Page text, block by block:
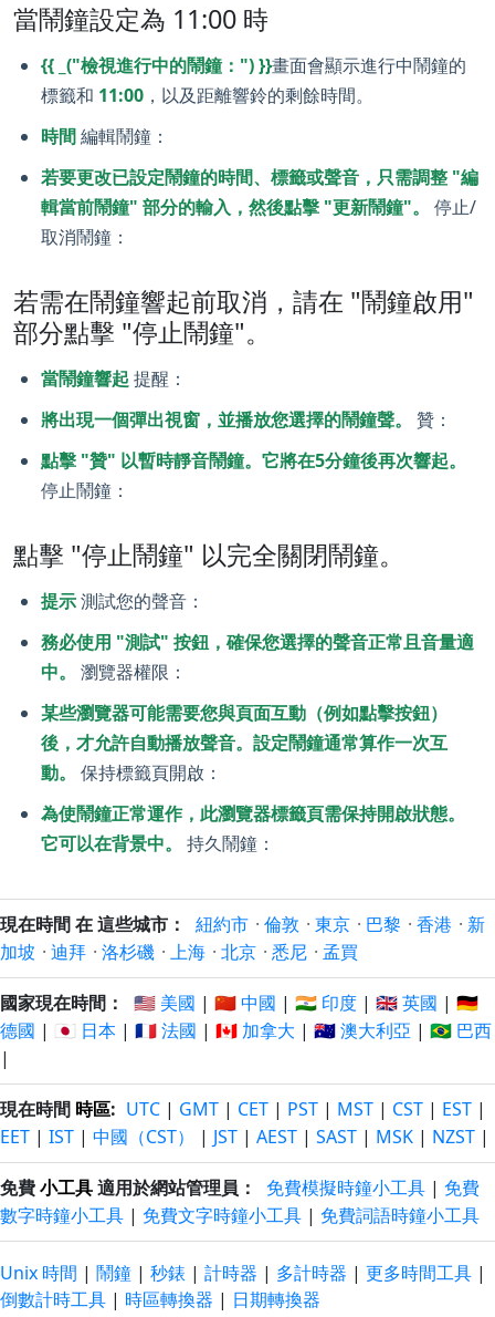
當鬧鐘設定為 11:00 時
{{ _("檢視進行中的鬧鐘：") }}畫面會顯示進行中鬧鐘的
標籤和 11:00 ，以及距離響鈴的剩餘時間。
時間編輯鬧鐘：
若要更改已設定鬧鐘的時間、標籤或聲音，只需調整 "編
輯當前鬧鐘" 部分的輸入，然後點擊 "更新鬧鐘"。
停止/
取消鬧鐘：
若需在鬧鐘響起前取消，請在 "鬧鐘啟用"
部分點擊 "停止鬧鐘"。
當鬧鐘響起 提醒：
將出現一個彈出視窗，並播放您選擇的鬧鐘聲。
贊：
點擊 "贊" 以暫時靜音鬧鐘。它將在5分鐘後再次響起。
停止鬧鐘：
點擊 "停止鬧鐘" 以完全關閉鬧鐘。
提示測試您的聲音：
務必使用 "測試" 按鈕，確保您選擇的聲音正常且音量適
中。
瀏覽器權限：
某些瀏覽器可能需要您與頁面互動（例如點擊按鈕）
後，才允許自動播放聲音。設定鬧鐘通常算作一次互
動。
保持標籤頁開啟：
為使鬧鐘正常運作，此瀏覽器標籤頁需保持開啟狀態。
它可以在背景中。
持久鬧鐘：
現在時間 在 這些城市： 紐約市 · 倫敦 · 東京 · 巴黎 · 香港 · 新
加坡 · 迪拜 · 洛杉磯 · 上海 · 北京 · 悉尼 · 孟買
國家現在時間： 🇺🇸 美國 | 🇨🇳 中國 | 🇮🇳 印度 | 🇬🇧 英國 | 🇩🇪
德國 | 🇯🇵 日本 | 🇫🇷 法國 | 🇨🇦 加拿大 | 🇦🇺 澳大利亞 | 🇧🇷 巴西
|
現在時間 時區: UTC | GMT | CET | PST | MST | CST | EST |
EET | IST | 中國（CST） | JST | AEST | SAST | MSK | NZST |
免費小工具適用於網站管理員： 免費模擬時鐘小工具 | 免費
數字時鐘小工具 | 免費文字時鐘小工具 | 免費詞語時鐘小工具
Unix 時間 | 鬧鐘 | 秒錶 | 計時器 | 多計時器 | 更多時間工具 |
倒數計時工具 | 時區轉換器 | 日期轉換器